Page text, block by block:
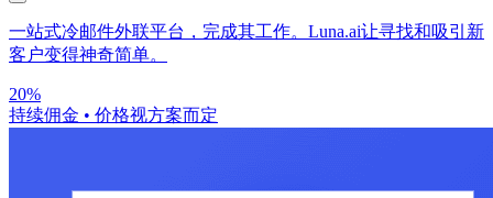
一站式冷邮件外联平台，完成其工作。Luna.ai让寻找和吸引新
客户变得神奇简单。
20%
持续佣金 • 价格视方案而定